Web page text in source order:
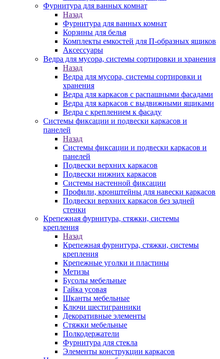
Фурнитура для ванных комнат
Назад
Фурнитура для ванных комнат
Корзины для белья
Комплекты емкостей для П-образных ящиков
Аксессуары
Ведра для мусора, системы сортировки и хранения
Назад
Ведра для мусора, системы сортировки и
хранения
Ведра для каркасов с распашными фасадами
Ведра для каркасов с выдвижными ящиками
Ведра с креплением к фасаду
Системы фиксации и подвески каркасов и
панелей
Назад
Системы фиксации и подвески каркасов и
панелей
Подвески верхних каркасов
Подвески нижних каркасов
Системы настенной фиксации
Профили, кронштейны для навески каркасов
Подвески верхних каркасов без задней
стенки
Крепежная фурнитура, стяжки, системы
крепления
Назад
Крепежная фурнитура, стяжки, системы
крепления
Крепежные уголки и пластины
Метизы
Бусолы мебельные
Гайка усовая
Шканты мебельные
Ключи шестигранники
Декоративные элементы
Стяжки мебельные
Полкодержатели
Фурнитура для стекла
Элементы конструкции каркасов